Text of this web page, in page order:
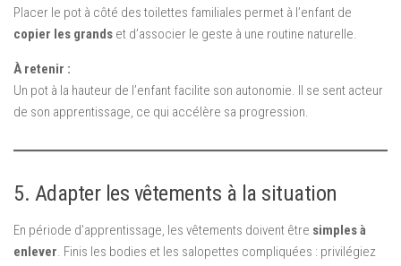
Placer le pot à côté des toilettes familiales permet à l’enfant de
copier les grands et d’associer le geste à une routine naturelle.
À retenir :
Un pot à la hauteur de l’enfant facilite son autonomie. Il se sent acteur
de son apprentissage, ce qui accélère sa progression.
5. Adapter les vêtements à la situation
En période d’apprentissage, les vêtements doivent être simples à
enlever. Finis les bodies et les salopettes compliquées : privilégiez